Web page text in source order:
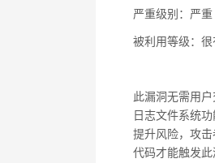
严重级别：严重
被利用等级：很
此漏洞无需用户
日志文件系统
提升风险，攻
代码才能触发此